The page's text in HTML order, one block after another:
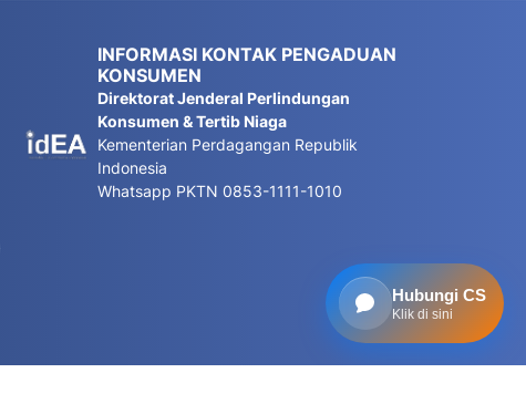
INFORMASI KONTAK PENGADUAN
KONSUMEN
Direktorat Jenderal Perlindungan
Konsumen & Tertib Niaga
Kementerian Perdagangan Republik
Indonesia
Whatsapp PKTN 0853-1111-1010
Hubungi CS
Klik di sini